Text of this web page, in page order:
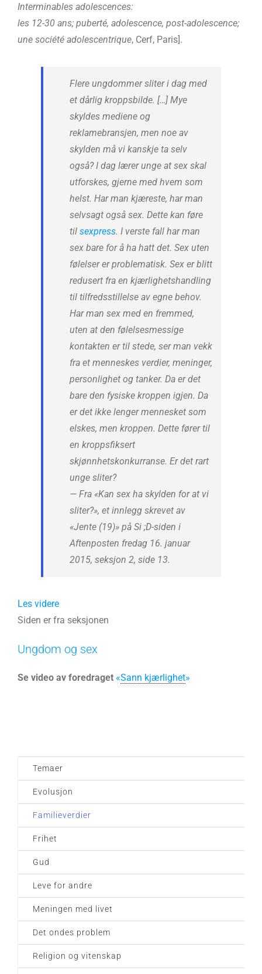
Interminables adolescences:
les 12-30 ans; puberté, adolescence, post-adolescence;
une société adolescentrique, Cerf, Paris].
Flere ungdommer sliter i dag med
et dårlig kroppsbilde. […] Mye
skyldes mediene og
reklamebransjen, men noe av
skylden må vi kanskje ta selv
også? I dag lærer unge at sex skal
utforskes, gjerne med hvem som
helst. Har man kjæreste, har man
selvsagt også sex. Dette kan føre
til sexpress. I verste fall har man
sex bare for å ha hatt det. Sex uten
følelser er problematisk. Sex er blitt
redusert fra en kjærlighetshandling
til tilfredsstillelse av egne behov.
Har man sex med en fremmed,
uten at den følelsesmessige
kontakten er til stede, ser man vekk
fra et menneskes verdier, meninger,
personlighet og tanker. Da er det
bare den fysiske kroppen igjen. Da
er det ikke lenger mennesket som
elskes, men kroppen. Dette fører til
en kroppsfiksert
skjønnhetskonkurranse. Er det rart
unge sliter?
— Fra «Kan sex ha skylden for at vi
sliter?», et innlegg skrevet av
«Jente (19)» på Si ;D-siden i
Aftenposten fredag 16. januar
2015, seksjon 2, side 13.
Les videre
Siden er fra seksjonen
Ungdom og sex
Se video av foredraget «Sann kjærlighet»
Temaer
Evolusjon
Familieverdier
Frihet
Gud
Leve for andre
Meningen med livet
Det ondes problem
Religion og vitenskap